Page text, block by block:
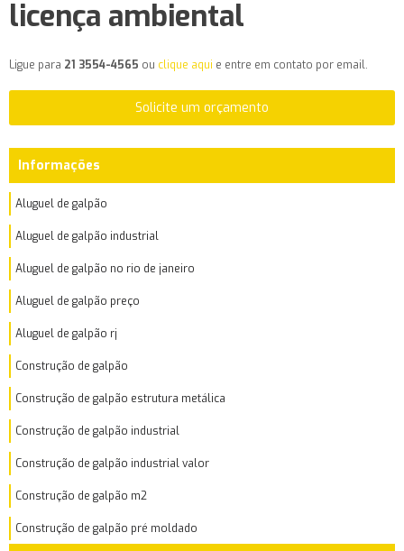
licença ambiental
Ligue para 21 3554-4565 ou clique aqui e entre em contato por email.
Solicite um orçamento
Informações
Aluguel de galpão
Aluguel de galpão industrial
Aluguel de galpão no rio de janeiro
Aluguel de galpão preço
Aluguel de galpão rj
Construção de galpão
Construção de galpão estrutura metálica
Construção de galpão industrial
Construção de galpão industrial valor
Construção de galpão m2
Construção de galpão pré moldado